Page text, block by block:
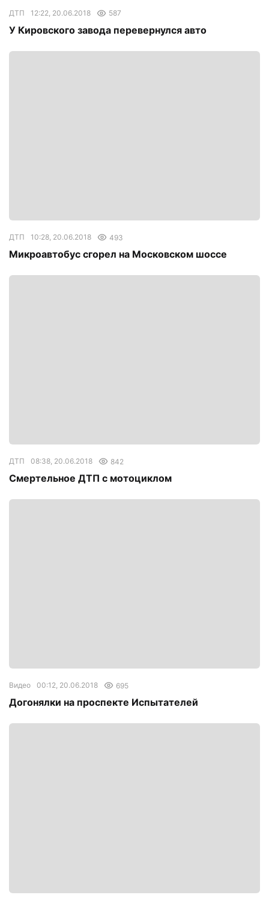
ДТП 12:22, 20.06.2018 587
У Кировского завода перевернулся авто
ДТП 10:28, 20.06.2018 493
Микроавтобус сгорел на Московском шоссе
ДТП 08:38, 20.06.2018 842
Смертельное ДТП с мотоциклом
Видео 00:12, 20.06.2018 695
Догонялки на проспекте Испытателей